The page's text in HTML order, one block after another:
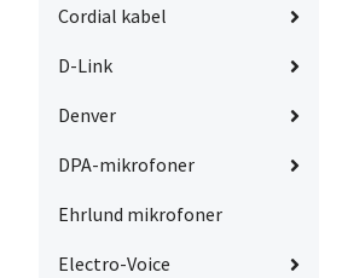
Cordial kabel
D-Link
Denver
DPA-mikrofoner
Ehrlund mikrofoner
Electro-Voice